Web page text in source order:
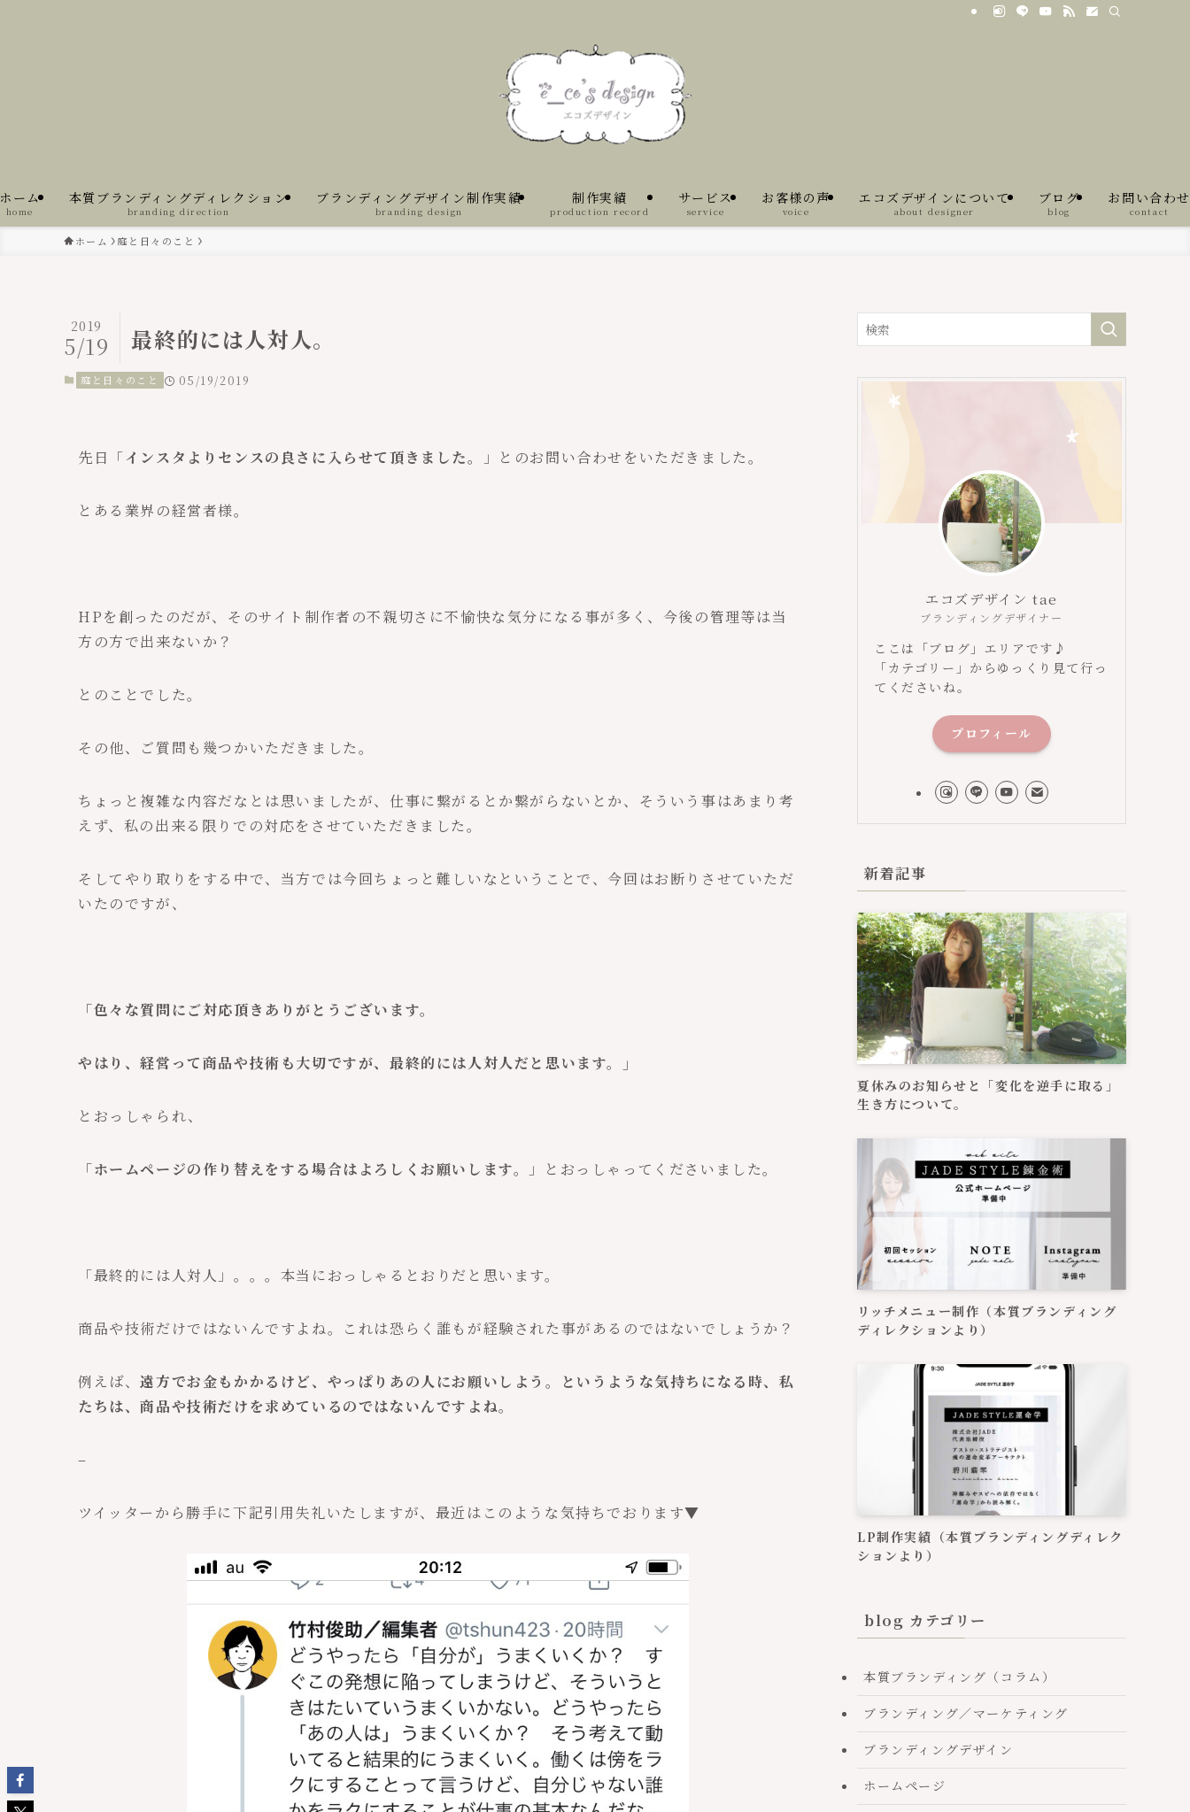
ーム
home
本質ブランディングディレクション
branding direction
ブランディングデザイン制作実績
branding design
制作実績
production record
サービス
service
お客様の声
voice
エコズデザインについて
about designer
ブログ
blog
お問い合わ
contact
ホーム 庭と日々のこと
最終的には人対人。
2019
5/19
庭と日々のこと 05/19/2019
先日「インスタよりセンスの良さに入らせて頂きました。 」とのお問い合わせをいただきました。
とある業界の経営者様。
HPを創ったのだが、そのサイト制作者の不親切さに不愉快な気分になる事が多く、今後の管理等は当
方の方で出来ないか？
とのことでした。
その他、ご質問も幾つかいただきました。
ちょっと複雑な内容だなとは思いましたが、仕事に繋がるとか繋がらないとか、そういう事はあまり考
えず、私の出来る限りでの対応をさせていただきました。
そしてやり取りをする中で、当方では今回ちょっと難しいなということで、今回はお断りさせていただ
いたのですが、
「色々な質問にご対応頂きありがとうございます。
やはり、経営って商品や技術も大切ですが、最終的には人対人だと思います。」
とおっしゃられ、
「ホームページの作り替えをする場合はよろしくお願いします。 」とおっしゃってくださいました。
「最終的には人対人」。。。本当におっしゃるとおりだと思います。
商品や技術だけではないんですよね。これは恐らく誰もが経験された事があるのではないでしょうか？
例えば、遠方でお金もかかるけど、やっぱりあの人にお願いしよう。というような気持ちになる時、私
たちは、商品や技術だけを求めているのではないんですよね。
–
ツイッターから勝手に下記引用失礼いたしますが、最近はこのような気持ちでおります▼
エコズデザイン tae
ブランディングデザイナー
ここは「ブログ」エリアです♪
「カテゴリー」からゆっくり見て行っ
てくださいね。
プロフィール
新着記事
夏休みのお知らせと「変化を逆手に取る」
生き方について。
リッチメニュー制作（本質ブランディング
ディレクションより）
LP制作実績（本質ブランディングディレク
ションより）
blog カテゴリー
本質ブランディング（コラム）
ブランディング／マーケティング
ブランディングデザイン
ホームページ